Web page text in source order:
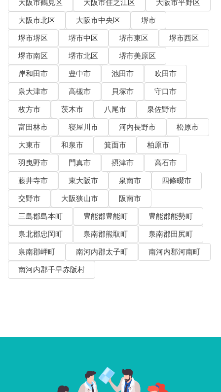
大阪市鶴見区
大阪市住之江区
大阪市平野区
大阪市北区
大阪市中央区
堺市
堺市堺区
堺市中区 堺市東区
堺市西区
堺市南区
堺市北区
堺市美原区
岸和田市
豊中市 池田市
吹田市
泉大津市
高槻市 貝塚市
守口市
枚方市
茨木市 八尾市
泉佐野市
富田林市
寝屋川市 河内長野市
松原市
大東市
和泉市 箕面市
柏原市
羽曳野市
門真市 摂津市
高石市
藤井寺市
東大阪市 泉南市
四條畷市
交野市
大阪狭山市
阪南市
三島郡島本町
豊能郡豊能町
豊能郡能勢町
泉北郡忠岡町
泉南郡熊取町
泉南郡田尻町
泉南郡岬町
南河内郡太子町
南河内郡河南町
南河内郡千早赤阪村